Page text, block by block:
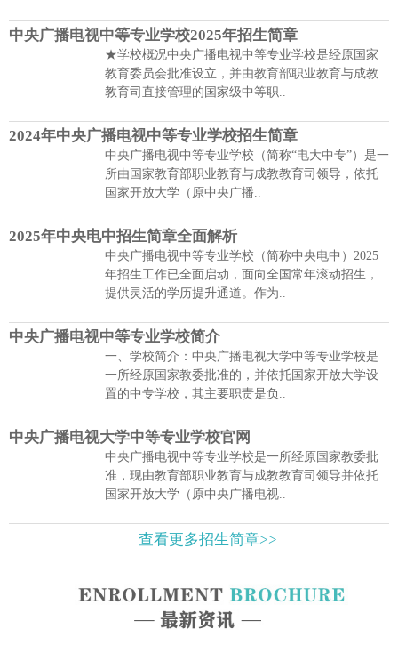
中央广播电视中等专业学校2025年招生简章
★学校概况中央广播电视中等专业学校是经原国家
教育委员会批准设立，并由教育部职业教育与成教
教育司直接管理的国家级中等职..
2024年中央广播电视中等专业学校招生简章
中央广播电视中等专业学校（简称“电大中专”）是一
所由国家教育部职业教育与成教教育司领导，依托
国家开放大学（原中央广播..
2025年中央电中招生简章全面解析
中央广播电视中等专业学校（简称中央电中）2025
年招生工作已全面启动，面向全国常年滚动招生，
提供灵活的学历提升通道。作为..
中央广播电视中等专业学校简介
一、学校简介：中央广播电视大学中等专业学校是
一所经原国家教委批准的，并依托国家开放大学设
置的中专学校，其主要职责是负..
中央广播电视大学中等专业学校官网
中央广播电视中等专业学校是一所经原国家教委批
准，现由教育部职业教育与成教教育司领导并依托
国家开放大学（原中央广播电视..
查看更多招生简章>>